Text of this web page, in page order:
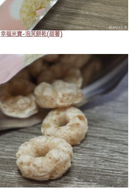
幸福米寶-泡芙餅乾(甜薯)